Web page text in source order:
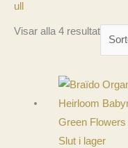
ull
Visar alla 4 resultatSortera
efter
Slut i lager